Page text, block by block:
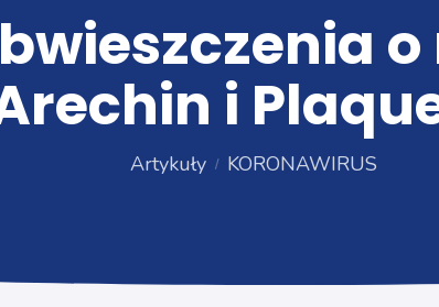
i
Artykuły KORONAWIRUS